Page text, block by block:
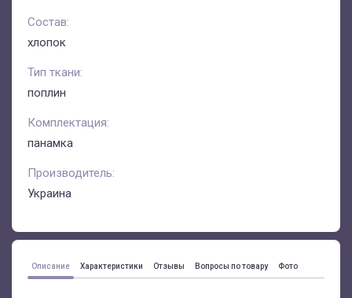
Состав:
хлопок
Тип ткани:
поплин
Комплектация:
панамка
Производитель:
Украина
Описание Характеристики Отзывы Вопросы по товару Фото